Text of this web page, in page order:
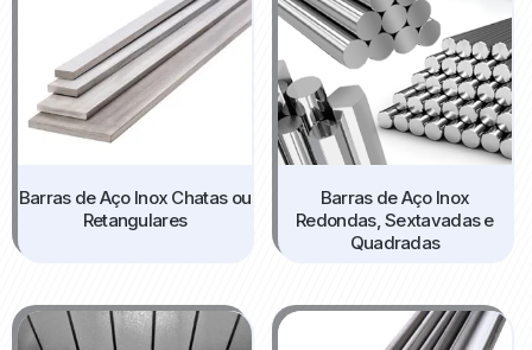
Barras de Aço Inox Chatas ou
Retangulares
Barras de Aço Inox
Redondas, Sextavadas e
Quadradas